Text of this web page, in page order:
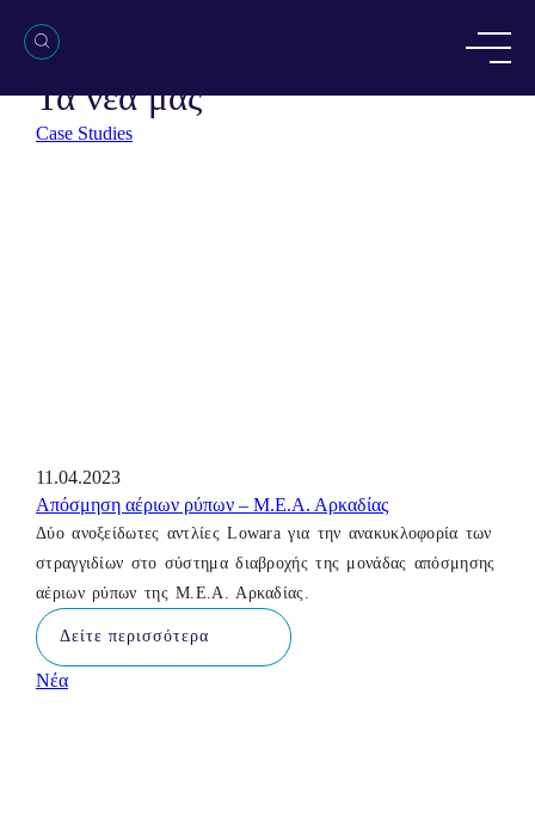
NEWSROOM
Τα νέα μας
Case Studies
11.04.2023
Απόσμηση αέριων ρύπων – Μ.Ε.Α. Αρκαδίας
Δύο ανοξείδωτες αντλίες Lowara για την ανακυκλοφορία των
στραγγιδίων στο σύστημα διαβροχής της μονάδας απόσμησης
αέριων ρύπων της Μ.Ε.Α. Αρκαδίας.
Δείτε περισσότερα
Νέα